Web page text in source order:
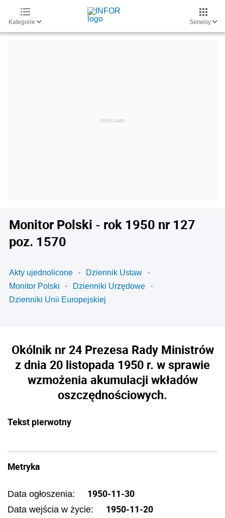
Kategorie Serwisy
Monitor Polski - rok 1950 nr 127
poz. 1570
Akty ujednolicone
Dziennik Ustaw
Monitor Polski
Dzienniki Urzędowe
Dzienniki Unii Europejskiej
Okólnik nr 24 Prezesa Rady Ministrów
z dnia 20 listopada 1950 r. w sprawie
wzmożenia akumulacji wkładów
oszczędnościowych.
Tekst pierwotny
Metryka
Data ogłoszenia: 1950-11-30
Data wejścia w życie: 1950-11-20